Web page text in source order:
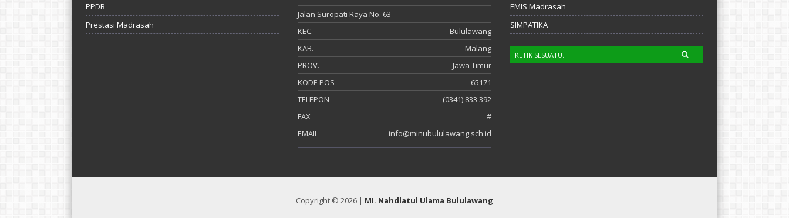
PPDB
Prestasi Madrasah
Jalan Suropati Raya No. 63
KEC.
Bululawang
KAB.
Malang
PROV.
Jawa Timur
KODE POS
65171
TELEPON
(0341) 833 392
FAX
#
EMAIL
info@minubululawang.sch.id
EMIS Madrasah
SIMPATIKA
Copyright © 2026 | MI. Nahdlatul Ulama Bululawang